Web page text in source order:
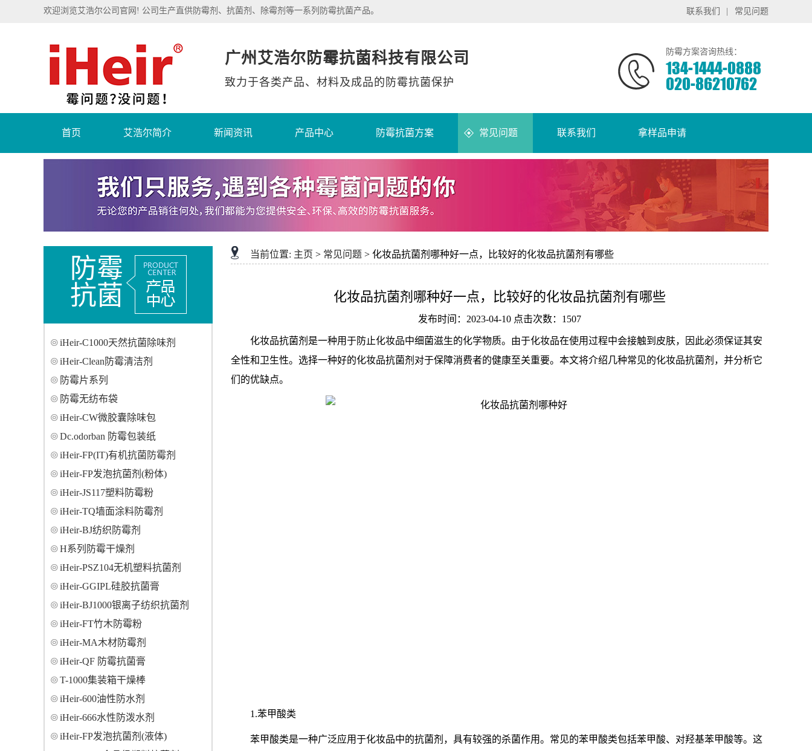
欢迎浏览艾浩尔公司官网! 公司生产直供防霉剂、抗菌剂、除霉剂等一系列防霉抗菌产品。 联系我们 常见问题
广州艾浩尔防霉抗菌科技有限公司
致力于各类产品、材料及成品的防霉抗菌保护
防霉方案咨询热线：
134-1444-0888
020-86210762
首页 艾浩尔简介 新闻资讯 产品中心 防霉抗菌方案 常见问题 联系我们 拿样品申请
防霉
抗菌
iHeir-C1000天然抗菌除味剂
iHeir-Clean防霉清洁剂
防霉片系列
防霉无纺布袋
iHeir-CW微胶囊除味包
Dc.odorban 防霉包装纸
iHeir-FP(IT)有机抗菌防霉剂
iHeir-FP发泡抗菌剂(粉体)
iHeir-JS117塑料防霉粉
iHeir-TQ墙面涂料防霉剂
iHeir-BJ纺织防霉剂
H系列防霉干燥剂
iHeir-PSZ104无机塑料抗菌剂
iHeir-GGIPL硅胶抗菌膏
iHeir-BJ1000银离子纺织抗菌剂
iHeir-FT竹木防霉粉
iHeir-MA木材防霉剂
iHeir-QF 防霉抗菌膏
T-1000集装箱干燥棒
iHeir-600油性防水剂
iHeir-666水性防泼水剂
iHeir-FP发泡抗菌剂(液体)
当前位置: 主页 > 常见问题 > 化妆品抗菌剂哪种好一点，比较好的化妆品抗菌剂有哪些
化妆品抗菌剂哪种好一点，比较好的化妆品抗菌剂有哪些
发布时间：2023-04-10 点击次数： 1507
化妆品抗菌剂是一种用于防止化妆品中细菌滋生的化学物质。由于化妆品在使用过程中会接触到皮肤，因此必须保证其安
全性和卫生性。选择一种好的化妆品抗菌剂对于保障消费者的健康至关重要。本文将介绍几种常见的化妆品抗菌剂，并分析它
们的优缺点。
1.苯甲酸类
苯甲酸类是一种广泛应用于化妆品中的抗菌剂，具有较强的杀菌作用。常见的苯甲酸类包括苯甲酸、对羟基苯甲酸等。这